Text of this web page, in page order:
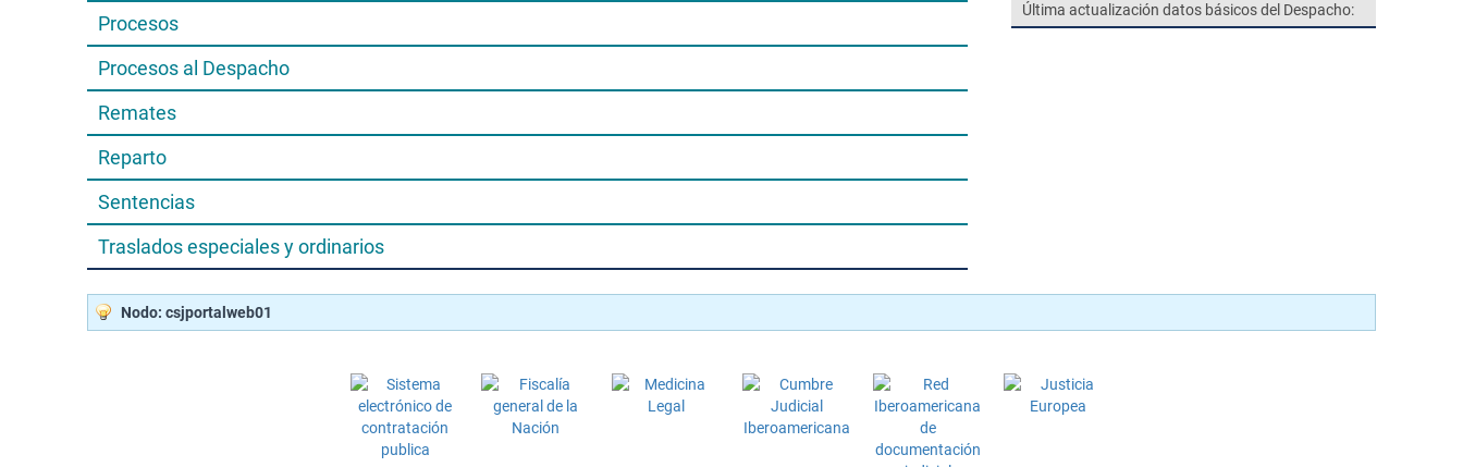
Procesos
Procesos al Despacho
Remates
Reparto
Sentencias
Traslados especiales y ordinarios
Última actualización datos básicos del Despacho:
Nodo: csjportalweb01